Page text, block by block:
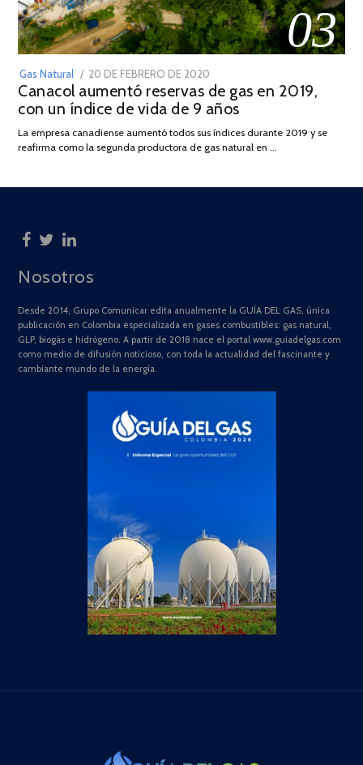
03
Gas Natural
POSTED
ON
20 DE FEBRERO DE 2020
DE
JULIO
2025
Canacol aumentó reservas de gas en 2019,
con un índice de vida de 9 años
La empresa canadiense aumentó todos sus índices durante 2019 y se
reafirma como la segunda productora de gas natural en …
Nosotros
Desde 2014, Grupo Comunicar edita anualmente la GUÍA DEL GAS, única
publicación en Colombia especializada en gases combustibles: gas natural,
GLP, biogás e hidrógeno. A partir de 2018 nace el portal www.guiadelgas.com
como medio de difusión noticioso, con toda la actualidad del fascinante y
cambiante mundo de la energía.